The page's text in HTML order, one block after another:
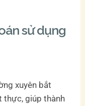
sử dụng
xuyên bắt
thực, giúp thành